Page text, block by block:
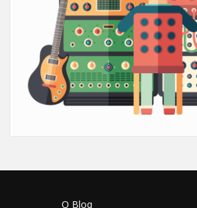
O Blog